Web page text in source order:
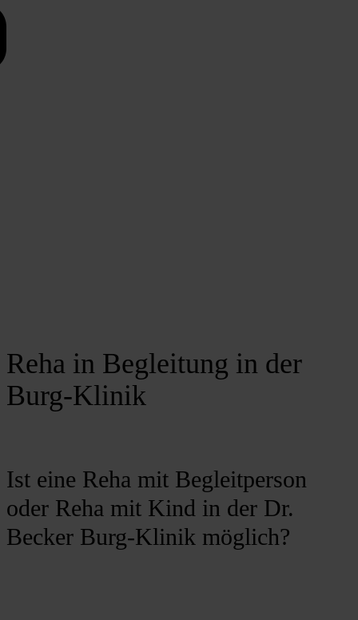
Reha in Begleitung in der
Burg-Klinik
Ist eine Reha mit Begleitperson
oder Reha mit Kind in der Dr.
Becker Burg-Klinik möglich?